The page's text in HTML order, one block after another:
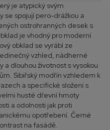
je atypický svým
se spojují pero-drážkou a
ostrohranných desek s
je vhodný pro moderní
obklad se vyrábí ze
vzhled, nádherné
dlouhou životnost s vysokou
Sibiřský modřín vzhledem k
a specifické složení s
husté dřevní hmoty
a odolnosti jak proti
opotřebení. Černé
na fasádě.